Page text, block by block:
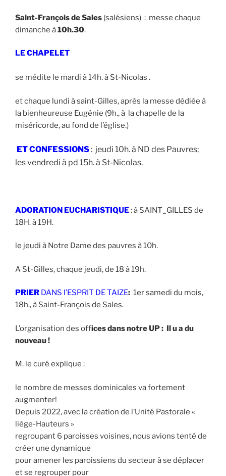
Saint-François de Sales (salésiens) : messe chaque
dimanche à10h.30.
LE CHAPELET
se médite le mardi à 14h. à St-Nicolas .
et chaque lundi à saint-Gilles, après la messe dédiée à
la bienheureuse Eugénie (9h., à la chapelle de la
miséricorde, au fond de l’église.)
ET CONFESSIONS: jeudi 10h. à ND des Pauvres;
les vendredi à pd 15h. à St-Nicolas.
ADORATION EUCHARISTIQUE: à SAINT_GILLES de
18H. à 19H.
le jeudi à Notre Dame des pauvres à 10h.
A St-Gilles, chaque jeudi, de 18 à 19h.
PRIER DANS l’ESPRIT DE TAIZE: 1er samedi du mois,
18h., à Saint-François de Sales.
L’organisation des offices dans notre UP : Il u a du
nouveau !
M. le curé explique :
le nombre de messes dominicales va fortement
augmenter!
Depuis 2022, avec la création de l’Unité Pastorale «
liège-Hauteurs »
regroupant 6 paroisses voisines, nous avions tenté de
créer une dynamique
pour amener les paroissiens du secteur à se déplacer
et se regrouper pour